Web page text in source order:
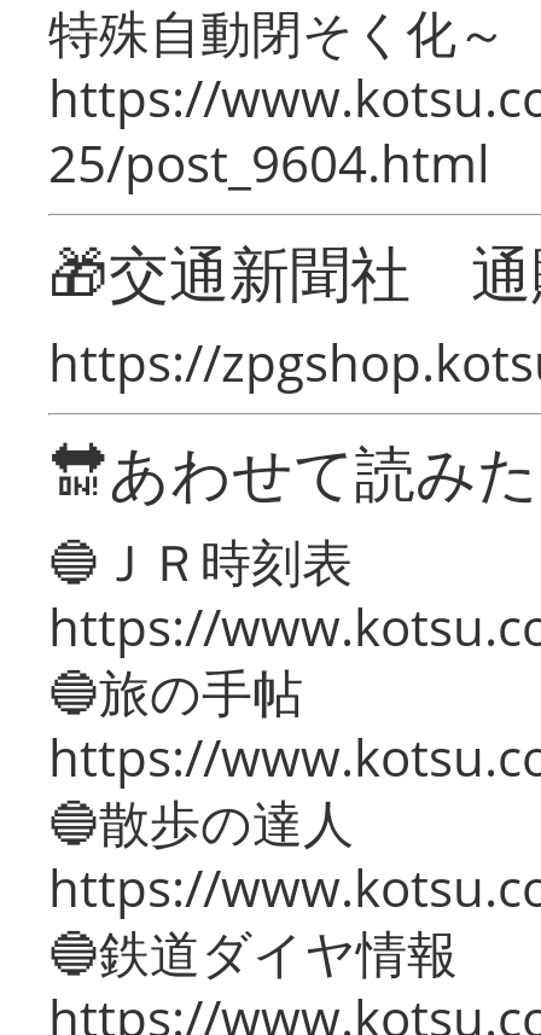
特殊自動閉そく化～
https://
25/post_9604.html
🎁交通新聞社
https://
🔛あわせて読み
🔵ＪＲ時刻表
https://
🔵旅の手帖
https://
🔵散歩の達人
https://
🔵鉄道ダイヤ情報
https://